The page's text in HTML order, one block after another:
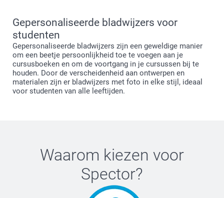
Gepersonaliseerde bladwijzers voor
studenten
Gepersonaliseerde bladwijzers zijn een geweldige manier
om een beetje persoonlijkheid toe te voegen aan je
cursusboeken en om de voortgang in je cursussen bij te
houden. Door de verscheidenheid aan ontwerpen en
materialen zijn er bladwijzers met foto in elke stijl, ideaal
voor studenten van alle leeftijden.
Waarom kiezen voor
Spector?